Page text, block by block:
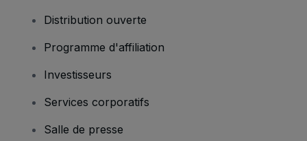
Distribution ouverte
Programme d'affiliation
Investisseurs
Services corporatifs
Salle de presse